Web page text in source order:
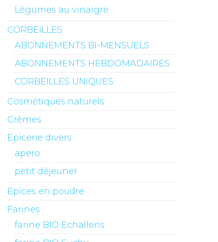
Légumes au vinaigre
CORBEILLES
ABONNEMENTS BI-MENSUELS
ABONNEMENTS HEBDOMADAIRES
CORBEILLES UNIQUES
Cosmétiques naturels
Crèmes
Epicerie divers
apero
petit déjeuner
Epices en poudre
Farines
farine BIO Echallens